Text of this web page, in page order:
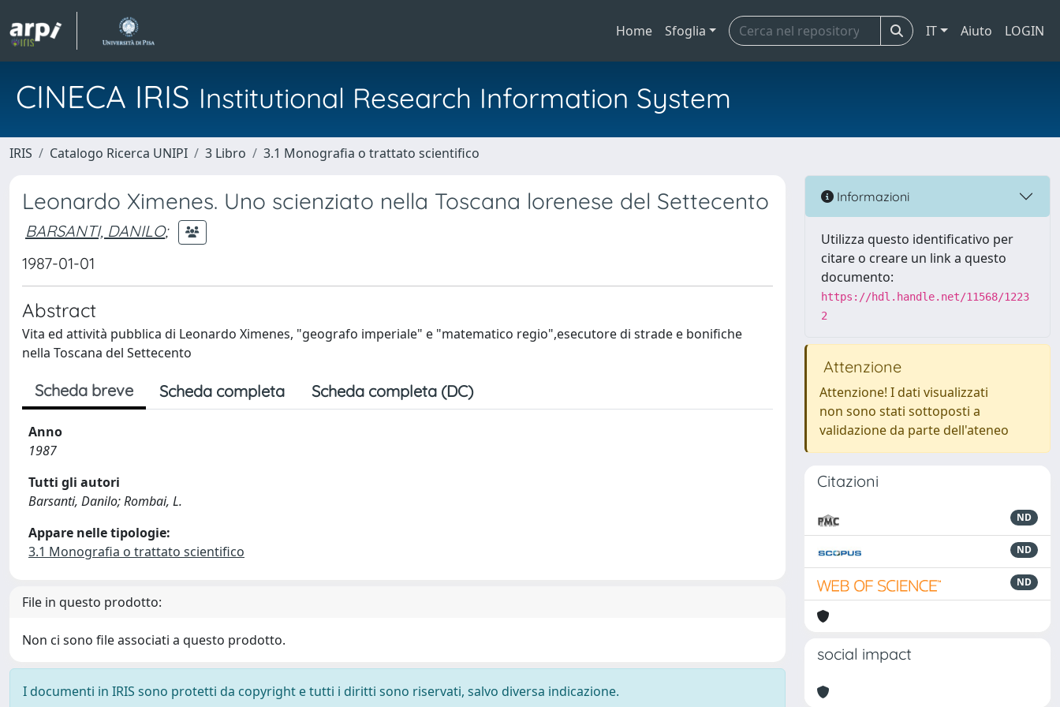
Home Sfoglia IT Aiuto LOGIN
CINECA IRIS Institutional Research Information System
IRIS Catalogo Ricerca UNIPI 3 Libro 3.1 Monografia o trattato scientifico
Leonardo Ximenes. Uno scienziato nella Toscana lorenese del Settecento
BARSANTI, DANILO;
1987-01-01
Abstract
Vita ed attività pubblica di Leonardo Ximenes, "geografo imperiale" e "matematico regio",esecutore di strade e bonifiche
nella Toscana del Settecento
Scheda breve Scheda completa Scheda completa (DC)
Anno
1987
Tutti gli autori
Barsanti, Danilo; Rombai, L.
Appare nelle tipologie:
3.1 Monografia o trattato scientifico
File in questo prodotto:
Non ci sono file associati a questo prodotto.
I documenti in IRIS sono protetti da copyright e tutti i diritti sono riservati, salvo diversa indicazione.
Informazioni
Utilizza questo identificativo per
citare o creare un link a questo
documento:
https://hdl.handle.net/11568/1223
2
Attenzione
Attenzione! I dati visualizzati
non sono stati sottoposti a
validazione da parte dell'ateneo
Citazioni
ND
ND
ND
social impact